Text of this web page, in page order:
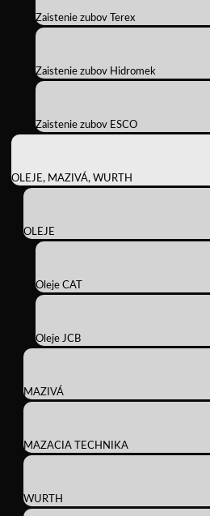
Zaistenie zubov Terex
Zaistenie zubov Hidromek
Zaistenie zubov ESCO
OLEJE, MAZIVÁ, WURTH
OLEJE
Oleje CAT
Oleje JCB
MAZIVÁ
MAZACIA TECHNIKA
WURTH